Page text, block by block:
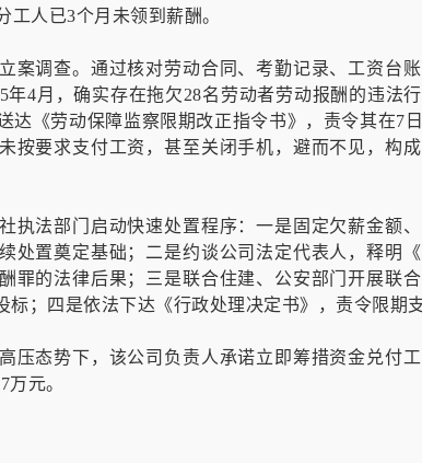
工人已3个月未领到薪酬。
案调查。通过核对劳动合同、考勤记录、工资台
年4月，确实存在拖欠28名劳动者劳动报酬的违法
达《劳动保障监察限期改正指令书》，责令其在7
按要求支付工资，甚至关闭手机，避而不见，构
执法部门启动快速处置程序：一是固定欠薪金额
处置奠定基础；二是约谈公司法定代表人，释明
罪的法律后果；三是联合住建、公安部门开展联
标；四是依法下达《行政处理决定书》，责令限期
压态势下，该公司负责人承诺立即筹措资金兑付
元。